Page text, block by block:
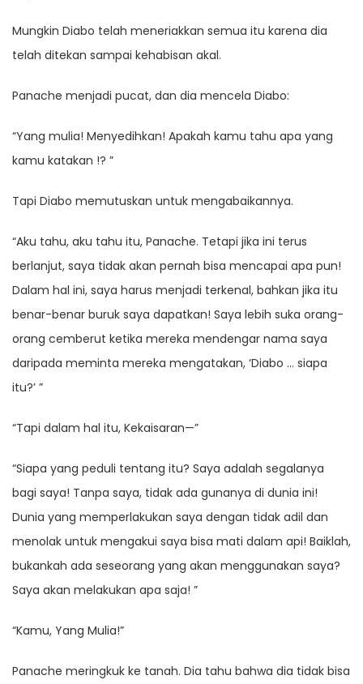
Mungkin Diabo telah meneriakkan semua itu karena dia
telah ditekan sampai kehabisan akal.
Panache menjadi pucat, dan dia mencela Diabo:
“Yang mulia! Menyedihkan! Apakah kamu tahu apa yang
kamu katakan !? ”
Tapi Diabo memutuskan untuk mengabaikannya.
“Aku tahu, aku tahu itu, Panache. Tetapi jika ini terus
berlanjut, saya tidak akan pernah bisa mencapai apa pun!
Dalam hal ini, saya harus menjadi terkenal, bahkan jika itu
benar-benar buruk saya dapatkan! Saya lebih suka orang-
orang cemberut ketika mereka mendengar nama saya
daripada meminta mereka mengatakan, ‘Diabo … siapa
itu?’ ”
“Tapi dalam hal itu, Kekaisaran—”
“Siapa yang peduli tentang itu? Saya adalah segalanya
bagi saya! Tanpa saya, tidak ada gunanya di dunia ini!
Dunia yang memperlakukan saya dengan tidak adil dan
menolak untuk mengakui saya bisa mati dalam api! Baiklah,
bukankah ada seseorang yang akan menggunakan saya?
Saya akan melakukan apa saja! ”
“Kamu, Yang Mulia!”
Panache meringkuk ke tanah. Dia tahu bahwa dia tidak bisa